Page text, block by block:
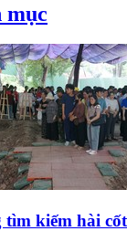
mục
kiếm hài